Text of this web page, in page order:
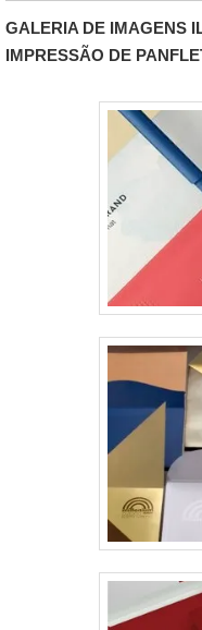
as mais simples, o
muito mais original e
GALERIA DE IMAGENS
IMPRESSÃO DE